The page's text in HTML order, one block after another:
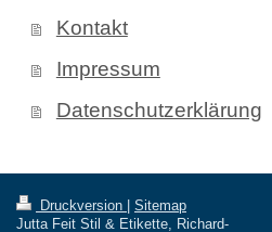
Kontakt
Impressum
Datenschutzerklärung
Druckversion
Sitemap
Jutta Feit Stil & Etikette, Richard-